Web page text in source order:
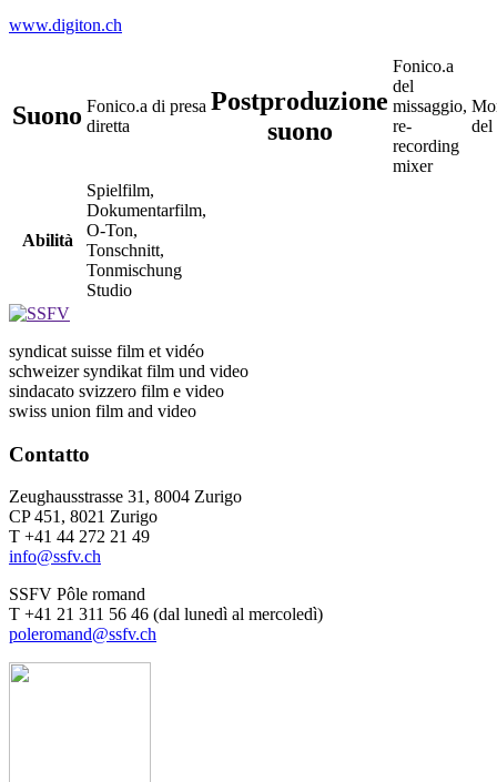
www.digiton.ch
Suono Fonico.a di presa
diretta
Postproduzione
suono
Fonico.a
del
missaggio,
re-
recording
mixer
del
Abilità
Spielfilm,
Dokumentarfilm,
O-Ton,
Tonschnitt,
Tonmischung
Studio
syndicat suisse film et vidéo
schweizer syndikat film und video
sindacato svizzero film e video
swiss union film and video
Contatto
Zeughausstrasse 31, 8004 Zurigo
CP 451, 8021 Zurigo
T +41 44 272 21 49
info@ssfv.ch
SSFV Pôle romand
T +41 21 311 56 46 (dal lunedì al mercoledì)
poleromand@ssfv.ch